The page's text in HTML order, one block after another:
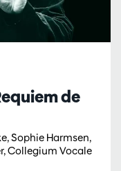
de
Sophie Harmsen,
Collegium Vocale